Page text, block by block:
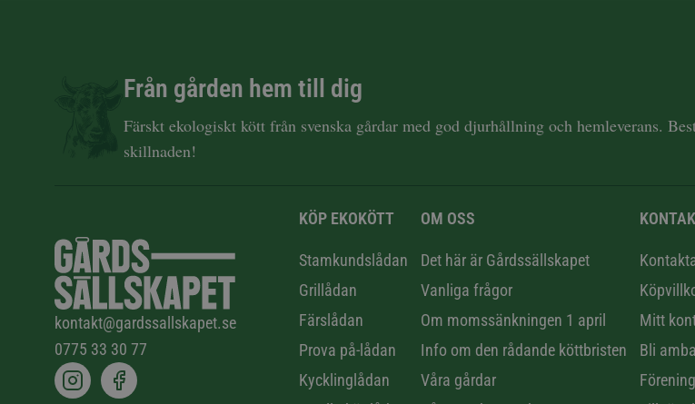
Från gården hem till dig
Färskt ekologiskt kött från svenska gårdar med god djurhållning och hemleverans.
skillnaden!
kontakt@gardssallskapet.se
0775 33 30 77
KÖP EKOKÖTT
Stamkundslådan
Grillådan
Färslådan
Prova på-lådan
Kycklinglådan
OM OSS
Det här är Gårdssällskapet
Vanliga frågor
Om momssänkningen 1 april
Info om den rådande köttbristen
Våra gårdar
Mitt
Bli